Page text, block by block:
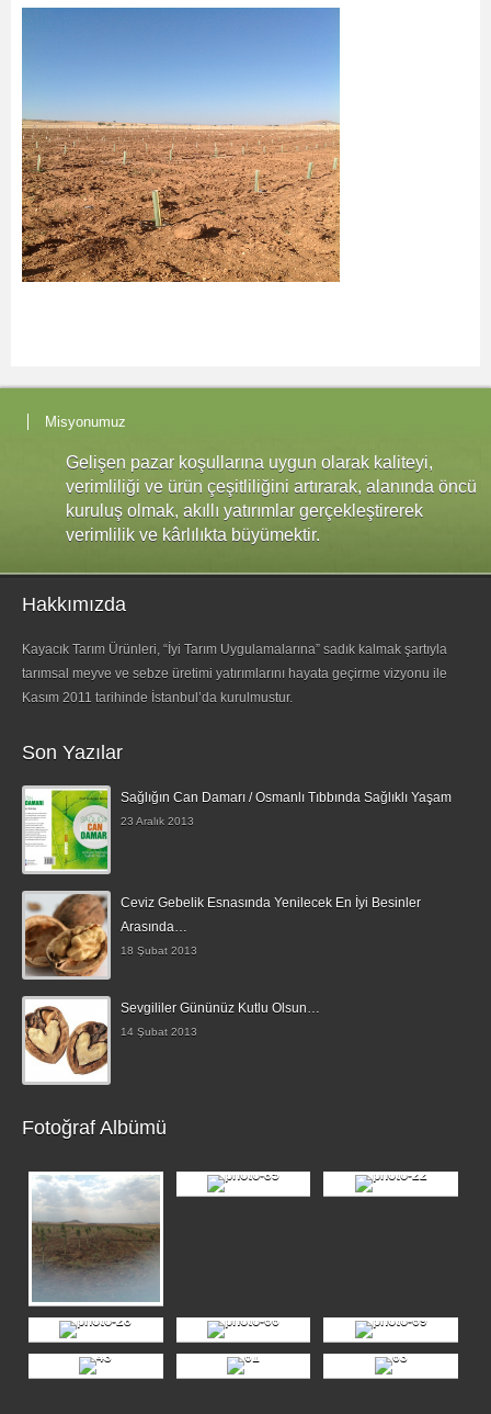
Misyonumuz
Gelişen pazar koşullarına uygun olarak kaliteyi,
verimliliği ve ürün çeşitliliğini artırarak, alanında öncü
kuruluş olmak, akıllı yatırımlar gerçekleştirerek
verimlilik ve kârlılıkta büyümektir.
Hakkımızda
Kayacık Tarım Ürünleri, “İyi Tarım Uygulamalarına” sadık kalmak şartıyla
tarımsal meyve ve sebze üretimi yatırımlarını hayata geçirme vizyonu ile
Kasım 2011 tarihinde İstanbul’da kurulmustur.
Son Yazılar
Sağlığın Can Damarı / Osmanlı Tıbbında Sağlıklı Yaşam
23 Aralık 2013
Ceviz Gebelik Esnasında Yenilecek En İyi Besinler
Arasında…
18 Şubat 2013
Sevgililer Gününüz Kutlu Olsun…
14 Şubat 2013
Fotoğraf Albümü